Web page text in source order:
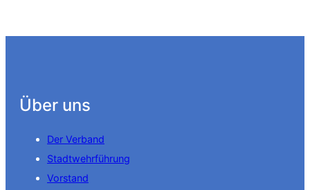
Über uns
Der Verband
Stadtwehrführung
Vorstand